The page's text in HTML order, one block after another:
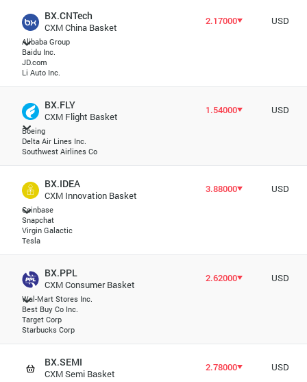
BX.CNTech
CXM China Basket
Alibaba Group
Baidu Inc.
JD.com
Li Auto Inc.
2.17000 USD
BX.FLY
CXM Flight Basket
Boeing
Delta Air Lines Inc.
Southwest Airlines Co
1.54000 USD
BX.IDEA
CXM Innovation Basket
Coinbase
Snapchat
Virgin Galactic
Tesla
3.88000 USD
BX.PPL
CXM Consumer Basket
Wal-Mart Stores Inc.
Best Buy Co Inc.
Target Corp
Starbucks Corp
2.62000 USD
BX.SEMI
CXM Semi Basket
2.78000 USD